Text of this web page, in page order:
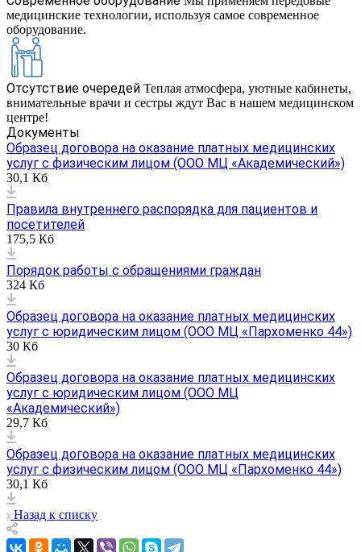
медицинские технологии, используя самое современное
оборудование.
Отсутствие очередей Теплая атмосфера, уютные кабинеты,
внимательные врачи и сестры ждут Вас в нашем медицинском
центре!
Документы
Образец договора на оказание платных медицинских
услуг с физическим лицом (ООО МЦ «Академический»)
30,1 Кб
Правила внутреннего распорядка для пациентов и
посетителей
175,5 Кб
Порядок работы с обращениями граждан
324 Кб
Образец договора на оказание платных медицинских
услуг с юридическим лицом (ООО МЦ «Пархоменко 44»)
30 Кб
Образец договора на оказание платных медицинских
услуг с юридическим лицом (ООО МЦ
«Академический»)
29,7 Кб
Образец договора на оказание платных медицинских
услуг с физическим лицом (ООО МЦ «Пархоменко 44»)
30,1 Кб
Назад к списку